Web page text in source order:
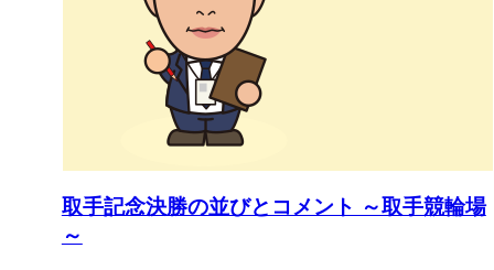
取手記念決勝の並びとコメント ～取手競輪場
～